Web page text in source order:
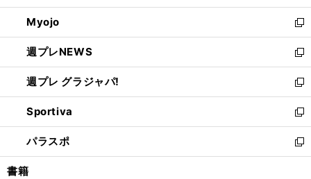
開
く
ウ
で
開
く
ン
ド
ウ
で
開
く
ウ
ィ
ン
ド
ウ
で
開
く
Myojo
新
し
い
ウ
ィ
ン
ド
ウ
で
開
週プレNEWS
新
し
い
ウ
ィ
ン
ド
ウ
週プレ グラジャパ!
新
し
い
ウ
ィ
ン
Sportiva
新
し
い
ウ
パラスポ
新
し
書籍